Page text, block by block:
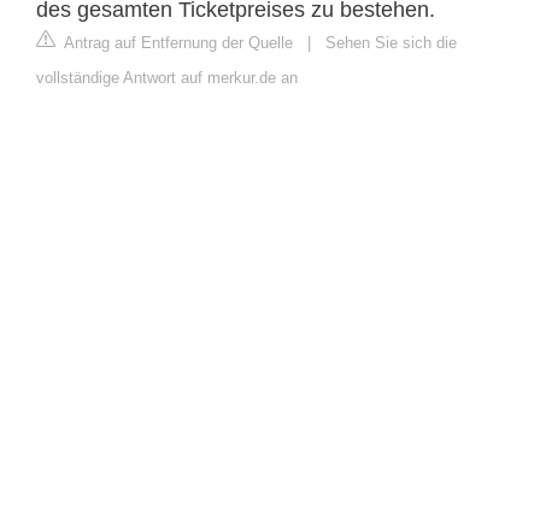
des gesamten Ticketpreises zu bestehen.
Antrag auf Entfernung der Quelle | Sehen Sie sich die
vollständige Antwort auf merkur.de an